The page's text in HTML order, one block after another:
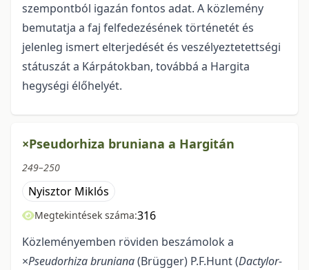
szempontból igazán fontos adat. A közlemény
bemutatja a faj felfedezésének történetét és
jelenleg ismert elterjedését és veszélyeztetettségi
státuszát a Kárpátokban, továbbá a Hargita
hegységi élőhelyét.
×Pseudorhiza bruniana a Hargitán
249–250
Nyisztor Miklós
Megtekintések száma:316
Közleményemben röviden beszámolok a
×Pseudorhiza bruniana(Brügger) P.F.Hunt (Dactylor­